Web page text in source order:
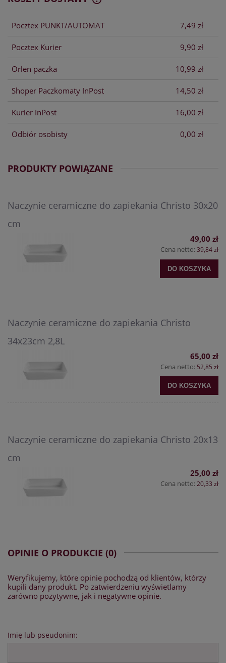
Pocztex PUNKT/AUTOMAT 7,49 zł
Pocztex Kurier 9,90 zł
Orlen paczka 10,99 zł
Shoper Paczkomaty InPost 14,50 zł
Kurier InPost 16,00 zł
Odbiór osobisty 0,00 zł
PRODUKTY POWIĄZANE
Naczynie ceramiczne do zapiekania Christo 30x20
cm
49,00 zł
Cena netto:39,84 zł
DO KOSZYKA
Naczynie ceramiczne do zapiekania Christo
34x23cm 2,8L
65,00 zł
Cena netto: 52,85 zł
DO KOSZYKA
Naczynie ceramiczne do zapiekania Christo 20x13
cm
25,00 zł
Cena netto:20,33 zł
OPINIE O PRODUKCIE (0)
Weryfikujemy, które opinie pochodzą od klientów, którzy
kupili dany produkt. Po zatwierdzeniu wyświetlamy
zarówno pozytywne, jak i negatywne opinie.
Imię lub pseudonim: